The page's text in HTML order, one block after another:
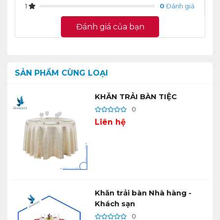
1
0 Đánh giá
Đánh giá của bạn
SẢN PHẨM CÙNG LOẠI
KHĂN TRẢI BÀN TIỆC
0
Liên hệ
Khăn trải bàn Nhà hàng -
Khách sạn
0